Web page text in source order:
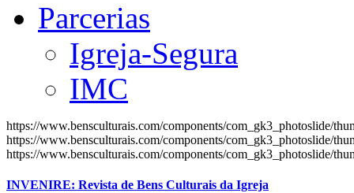
Parcerias
Igreja-Segura
IMC
https://www.bensculturais.com/components/com_gk3_photoslide/
https://www.bensculturais.com/components/com_gk3_photoslide/
https://www.bensculturais.com/components/com_gk3_photoslide/
INVENIRE: Revista de Bens Culturais da Igreja